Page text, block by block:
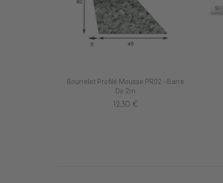
Bourrelet Profilé Mousse PR02 - Barre
De 2m
12,30 €